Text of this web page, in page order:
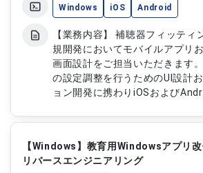
まとめおよび報告
Windows iOS Android
【業務内容】 補聴器フィッティ
規開発においてモバイルアプリ
画面設計をご担当いただきます
の設定調整を行うためのUI設計
ョン開発に携わりiOSおよび
ラウド環境との連携も考慮しな
最適化とシステム全体の品質向
きます。 【作業内容】 ・モバイルアプリの画面設
計およびUI設計 ・Webサイトの
【Windows】教育用Windowsアプリ改
リバースエンジニアリング